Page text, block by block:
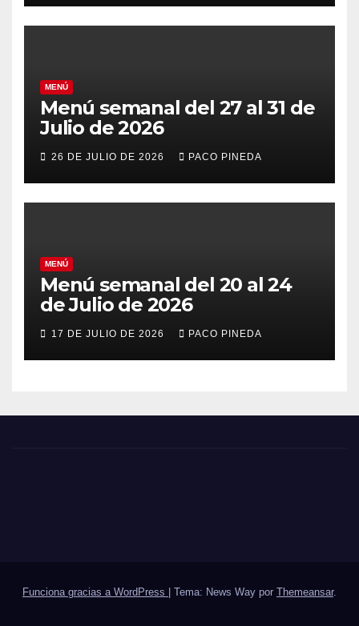
MENÚ
Menú semanal del 27 al 31 de
Julio de 2026
26 DE JULIO DE 2026 PACO PINEDA
MENÚ
Menú semanal del 20 al 24
de Julio de 2026
17 DE JULIO DE 2026 PACO PINEDA
Funciona gracias a WordPress Tema: News Way por Themeansar.